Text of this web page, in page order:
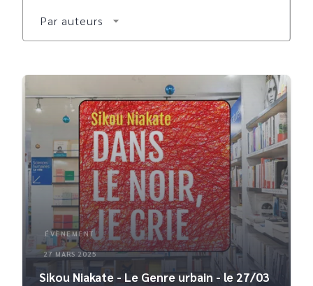
Par auteurs arrow_drop_down
ÉVÈNEMENT
27 MARS 2025
Sikou Niakate - Le Genre urbain - le 27/03